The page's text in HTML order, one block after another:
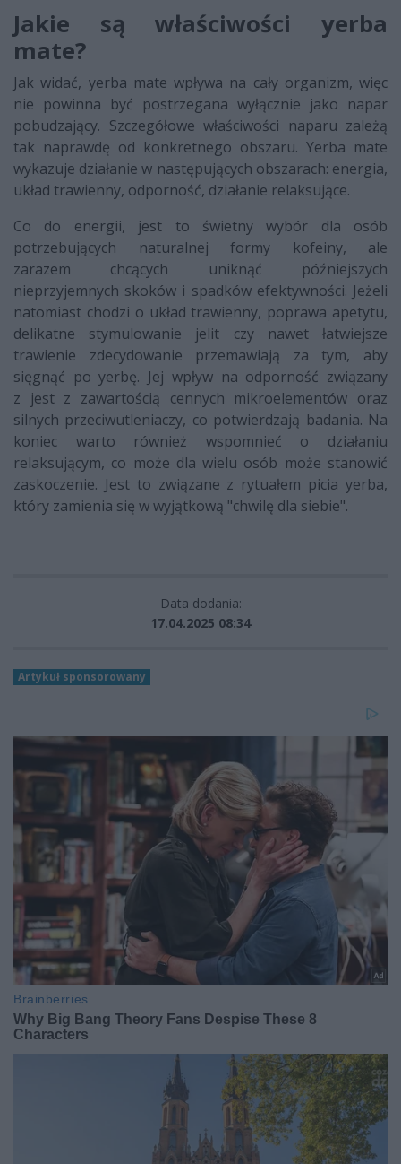
Jakie są właściwości yerba
mate?
Jak widać, yerba mate wpływa na cały organizm, więc
nie powinna być postrzegana wyłącznie jako napar
pobudzający. Szczegółowe właściwości naparu zależą
tak naprawdę od konkretnego obszaru. Yerba mate
wykazuje działanie w następujących obszarach: energia,
układ trawienny, odporność, działanie relaksujące.
Co do energii, jest to świetny wybór dla osób
potrzebujących naturalnej formy kofeiny, ale
zarazem chcących uniknąć późniejszych
nieprzyjemnych skoków i spadków efektywności. Jeżeli
natomiast chodzi o układ trawienny, poprawa apetytu,
delikatne stymulowanie jelit czy nawet łatwiejsze
trawienie zdecydowanie przemawiają za tym, aby
sięgnąć po yerbę. Jej wpływ na odporność związany
z jest z zawartością cennych mikroelementów oraz
silnych przeciwutleniaczy, co potwierdzają badania. Na
koniec warto również wspomnieć o działaniu
relaksującym, co może dla wielu osób może stanowić
zaskoczenie. Jest to związane z rytuałem picia yerba,
który zamienia się w wyjątkową "chwilę dla siebie".
Data dodania:
17.04.2025 08:34
Artykuł sponsorowany